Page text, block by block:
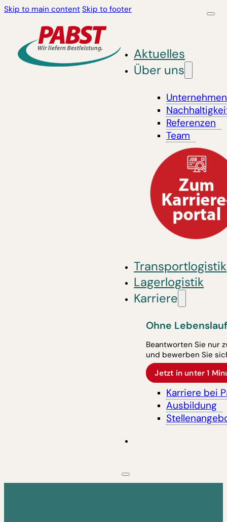
Skip to main content Skip to footer
Aktuelles
Über uns
Unternehmen
Referenzen
Team
Transportlogistik
Lagerlogistik
Karriere
Ohne
Beantworten Sie nur
und bewerben Sie
Jetzt in unter 1
Karriere bei
Ausbildung